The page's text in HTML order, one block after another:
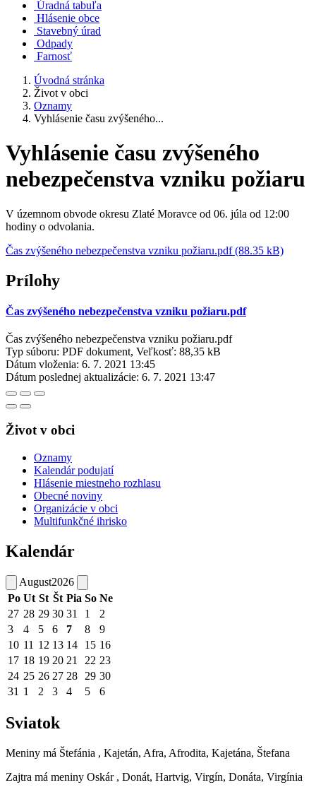
Úradná tabuľa
Hlásenie obce
Stavebný úrad
Odpady
Farnosť
Úvodná stránka
Život v obci
Oznamy
Vyhlásenie času zvýšeného...
Vyhlásenie času zvýšeného
nebezpečenstva vzniku požiaru
V územnom obvode okresu Zlaté Moravce od 06. júla od 12:00
hodiny o odvolania.
Čas zvýšeného nebezpečenstva vzniku požiaru.pdf (88.35 kB)
Prílohy
Čas zvýšeného nebezpečenstva vzniku požiaru.pdf
Čas zvýšeného nebezpečenstva vzniku požiaru.pdf
Typ súboru: PDF dokument, Veľkosť: 88,35 kB
Dátum vloženia: 6. 7. 2021 13:45
Dátum poslednej aktualizácie: 6. 7. 2021 13:47
Život v obci
Oznamy
Kalendár podujatí
Hlásenie miestneho rozhlasu
Obecné noviny
Organizácie v obci
Multifunkčné ihrisko
Kalendár
August2026
Po Ut St Št Pia So Ne
27 28 29 30 31 1
2
3
4 5 6 7 8
9
10 11 12 13 14 15 16
17 18 19 20 21 22 23
24 25 26 27 28 29 30
31 1 2 3 4 5 6
Sviatok
Meniny má Štefánia , Kajetán, Afra, Afrodita, Kajetána, Štefana
Zajtra má meniny Oskár , Donát, Hartvig, Virgín, Donáta, Virgínia